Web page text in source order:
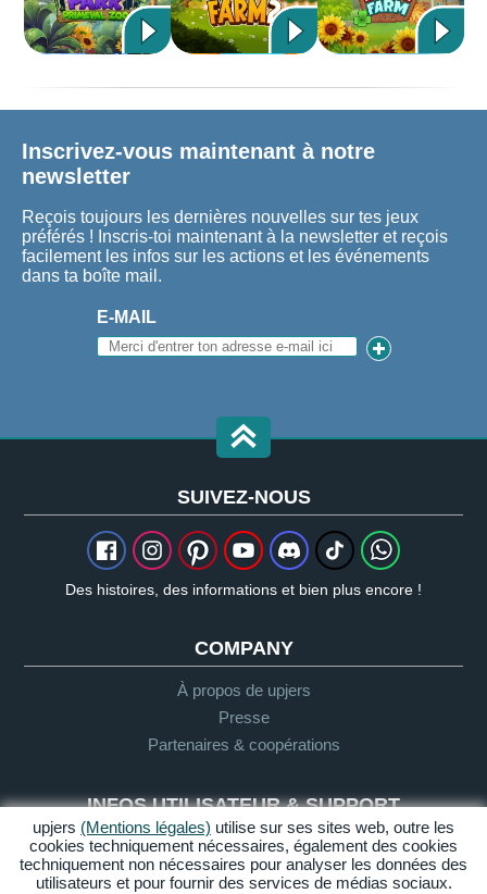
Inscrivez-vous maintenant à notre
newsletter
Reçois toujours les dernières nouvelles sur tes jeux
préférés ! Inscris-toi maintenant à la newsletter et reçois
facilement les infos sur les actions et les événements
dans ta boîte mail.
E-MAIL
SUIVEZ-NOUS
Des histoires, des informations et bien plus encore !
COMPANY
À propos de upjers
Presse
Partenaires & coopérations
INFOS UTILISATEUR & SUPPORT
Glossaire
Directives "Let's Play"
upjers (Mentions légales) utilise sur ses sites web, outre les
cookies techniquement nécessaires, également des cookies
techniquement non nécessaires pour analyser les données des
utilisateurs et pour fournir des services de médias sociaux.